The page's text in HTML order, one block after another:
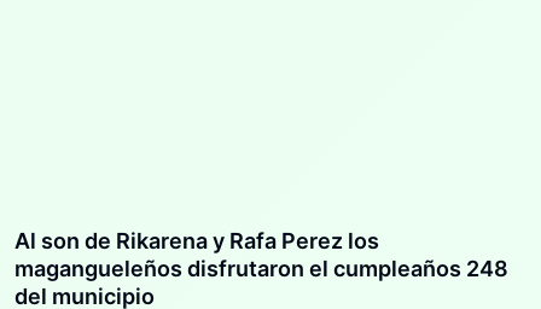
Al son de Rikarena y Rafa Perez los
magangueleños disfrutaron el cumpleaños 248
del municipio